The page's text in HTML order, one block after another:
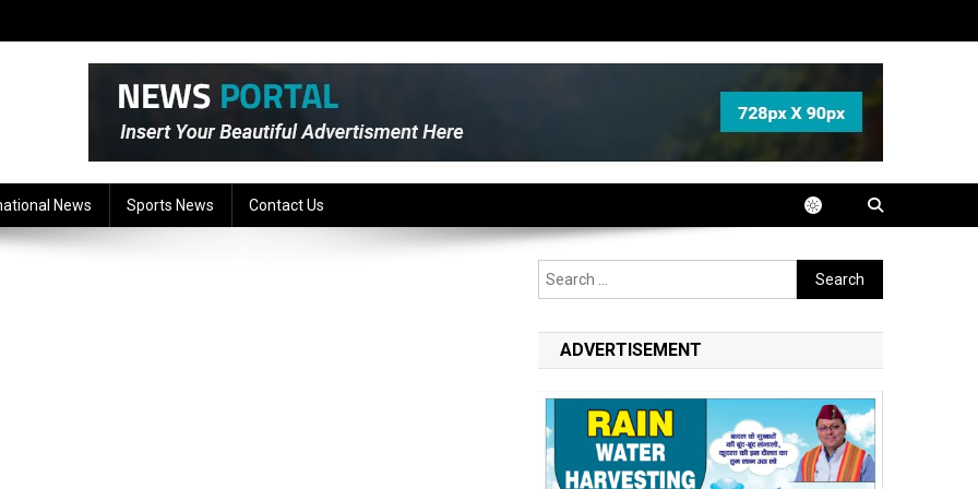
News Sports News Contact Us
Search
for:
ADVERTISEMENT